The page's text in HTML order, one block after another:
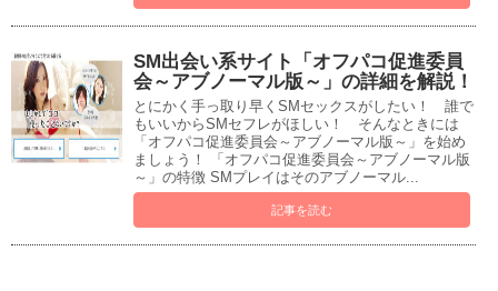
SM出会い系サイト「オフパコ促進委員
会～アブノーマル版～」の詳細を解説！
とにかく手っ取り早くSMセックスがしたい！ 誰で
もいいからSMセフレがほしい！ そんなときには
「オフパコ促進委員会～アブノーマル版～」を始め
ましょう！ 「オフパコ促進委員会～アブノーマル版
～」の特徴 SMプレイはそのアブノーマル...
記事を読む